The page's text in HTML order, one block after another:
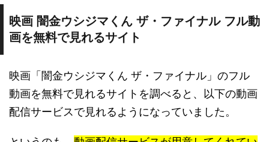
映画 闇金ウシジマくん ザ・ファイナル フル動
画を無料で見れるサイト
映画「闇金ウシジマくん ザ・ファイナル」のフル
動画を無料で見れるサイトを調べると、以下の動画
配信サービスで見れるようになっていました。